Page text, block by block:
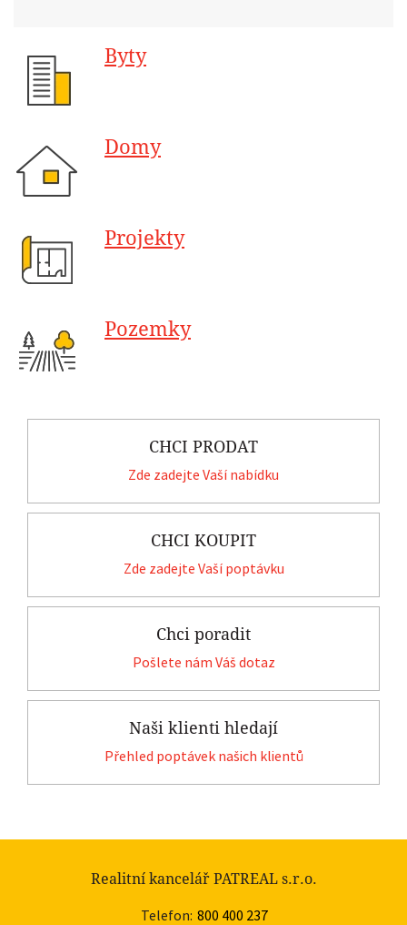
Byty
Domy
Projekty
Pozemky
CHCI PRODAT
Zde zadejte Vaší nabídku
CHCI KOUPIT
Zde zadejte Vaší poptávku
Chci poradit
Pošlete nám Váš dotaz
Naši klienti hledají
Přehled poptávek našich klientů
Realitní kancelář PATREAL s.r.o.
Telefon: 800 400 237